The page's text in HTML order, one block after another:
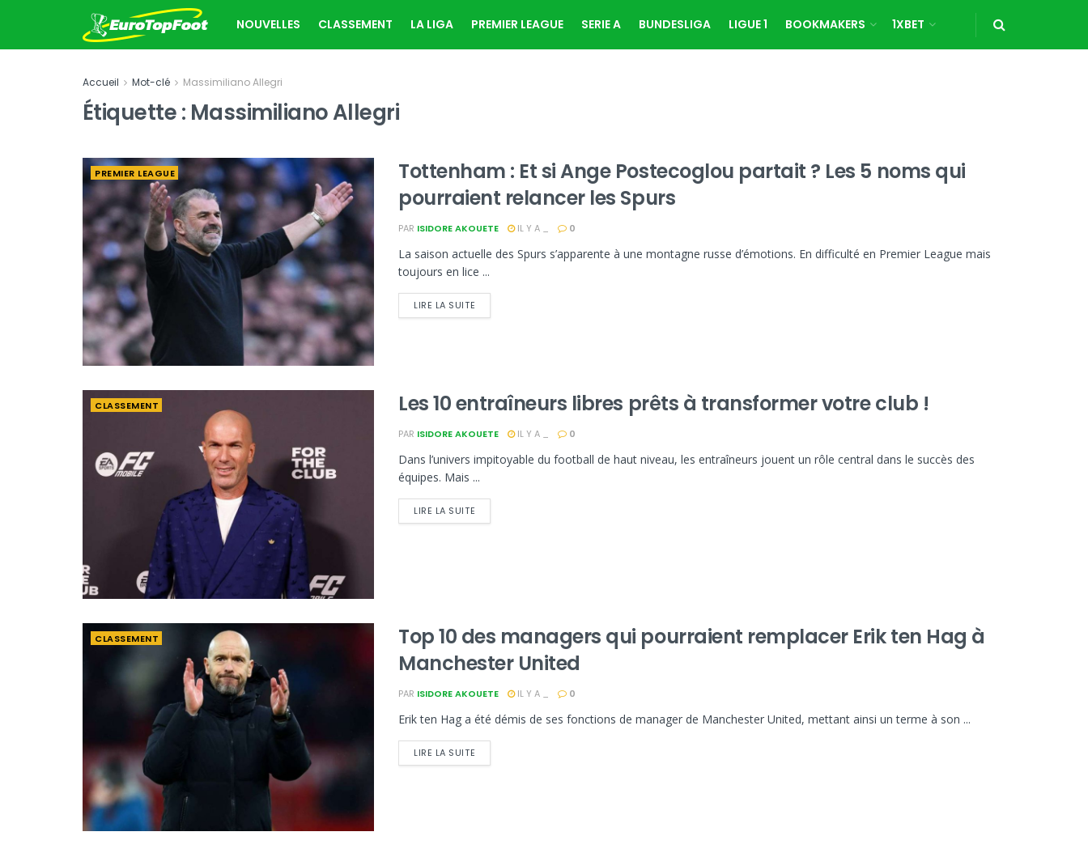
NOUVELLES CLASSEMENT LA LIGA PREMIER LEAGUE SERIE A BUNDESLIGA LIGUE 1 BOOKMAKERS 1XBET
Accueil Mot-clé Massimiliano Allegri
Étiquette : Massimiliano Allegri
PREMIER LEAGUE
Tottenham : Et si Ange Postecoglou partait ? Les 5 noms qui
pourraient relancer les Spurs
PAR ISIDORE AKOUETE IL Y A _ 0
La saison actuelle des Spurs s’apparente à une montagne russe d’émotions. En difficulté en Premier League mais
toujours en lice ...
LIRE LA SUITE
CLASSEMENT Les 10 entraîneurs libres prêts à transformer votre club !
PAR ISIDORE AKOUETE IL Y A _ 0
Dans l’univers impitoyable du football de haut niveau, les entraîneurs jouent un rôle central dans le succès des
équipes. Mais ...
LIRE LA SUITE
CLASSEMENT
Top 10 des managers qui pourraient remplacer Erik ten Hag à
Manchester United
PAR ISIDORE AKOUETE IL Y A _ 0
Erik ten Hag a été démis de ses fonctions de manager de Manchester United, mettant ainsi un terme à son ...
LIRE LA SUITE